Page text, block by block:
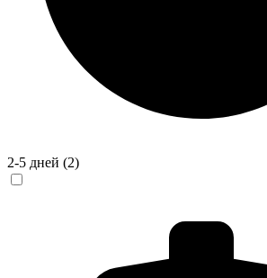
2-5 дней (2)